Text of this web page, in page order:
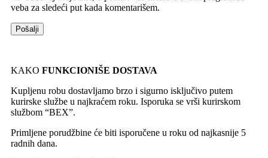
veba za sledeći put kada komentarišem.
KAKO FUNKCIONIŠE DOSTAVA
Kupljenu robu dostavljamo brzo i sigurno isključivo putem
kurirske službe u najkraćem roku. Isporuka se vrši kurirskom
službom “BEX”.
Primljene porudžbine će biti isporučene u roku od najkasnije 5
radnih dana.